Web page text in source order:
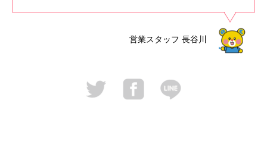
営業スタッフ 長谷川